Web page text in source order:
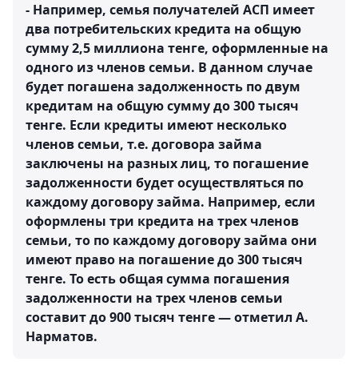
- Например, семья получателей АСП имеет
два потребительских кредита на общую
сумму 2,5 миллиона тенге, оформленные на
одного из членов семьи. В данном случае
будет погашена задолженность по двум
кредитам на общую сумму до 300 тысяч
тенге. Если кредиты имеют несколько
членов семьи, т.е. договора займа
заключены на разных лиц, то погашение
задолженности будет осуществляться по
каждому договору займа. Например, если
оформлены три кредита на трех членов
семьи, то по каждому договору займа они
имеют право на погашение до 300 тысяч
тенге. То есть общая сумма погашения
задолженности на трех членов семьи
составит до 900 тысяч тенге — отметил А.
Нарматов.